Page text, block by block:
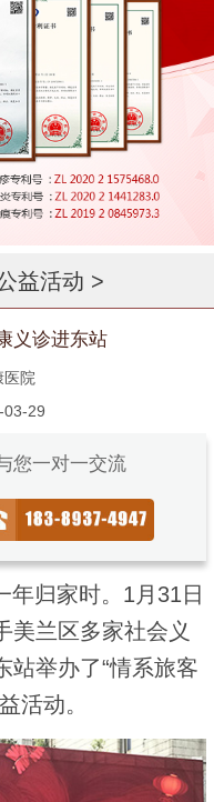
益活动 >
义诊进东站
医院
03-29
您一对一交流
年归家时。1月31日
美兰区多家社会义
站举办了“情系旅客
活动。